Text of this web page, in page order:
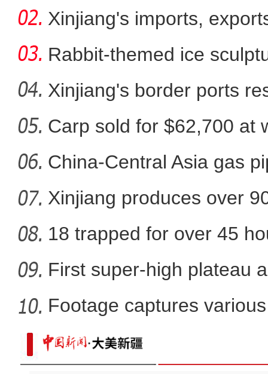
新疆特克斯:冰雪初
【非遗之美】锡伯
win
Xinjiang's imports,
Rabbit-themed ice
Xinjiang's border ports
clea
Carp sold for $62,700 at
China-Central Asia gas
Xinjiang produces over
cotton
18 trapped for over 45
gold
First super-high plateau
Footage captures
in